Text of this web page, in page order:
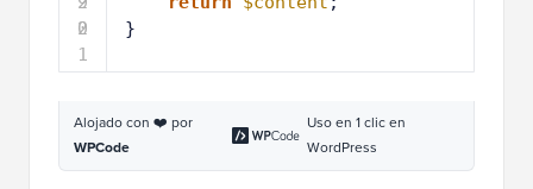
1
Alojado con ❤️ por
Fuente:Justin Tadlock